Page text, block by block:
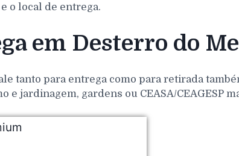
o local de entrega.
em Desterro do
tanto para entrega como para retirada
jardinagem, gardens ou CEASA/CEAGESP